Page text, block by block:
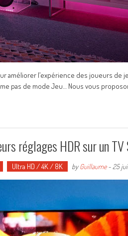
l’expérience des joueurs de
pas de mode Jeu… Nous vous
réglages HDR sur un TV
Ultra HD / 4K / 8K byGuillaume- 25